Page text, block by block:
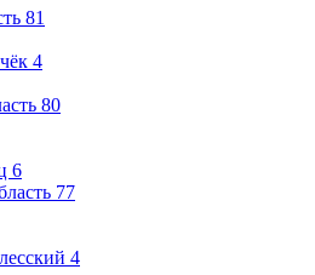
81
4
80
6
77
4